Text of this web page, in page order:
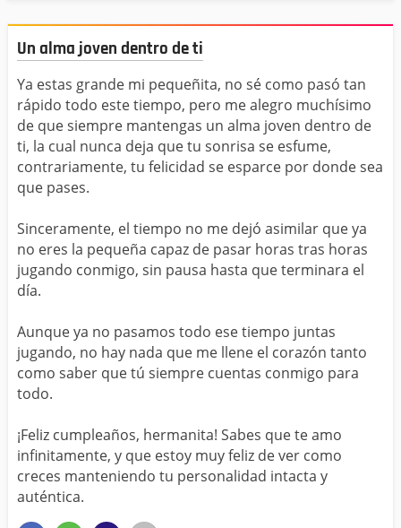
Un alma joven dentro de ti
Ya estas grande mi pequeñita, no sé como pasó tan
rápido todo este tiempo, pero me alegro muchísimo
de que siempre mantengas un alma joven dentro de
ti, la cual nunca deja que tu sonrisa se esfume,
contrariamente, tu felicidad se esparce por donde sea
que pases.
Sinceramente, el tiempo no me dejó asimilar que ya
no eres la pequeña capaz de pasar horas tras horas
jugando conmigo, sin pausa hasta que terminara el
día.
Aunque ya no pasamos todo ese tiempo juntas
jugando, no hay nada que me llene el corazón tanto
como saber que tú siempre cuentas conmigo para
todo.
¡Feliz cumpleaños, hermanita! Sabes que te amo
infinitamente, y que estoy muy feliz de ver como
creces manteniendo tu personalidad intacta y
auténtica.